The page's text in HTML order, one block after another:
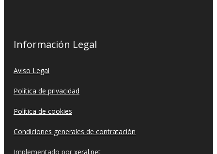
Información Legal
Aviso Legal
Política de privacidad
Política de cookies
Condiciones generales de contratación
Implementado por xeral.net